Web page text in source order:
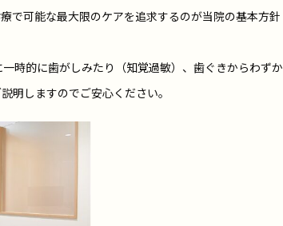
で可能な最大限のケアを追求するのが当院の基本方針
時的に歯がしみたり（知覚過敏）、歯ぐきからわずか
明しますのでご安心ください。